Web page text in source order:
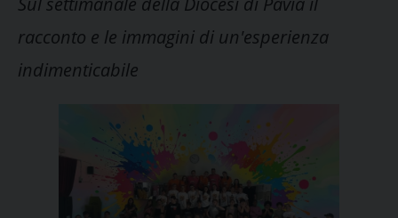
racconto e le immagini di un'esperienza
indimenticabile